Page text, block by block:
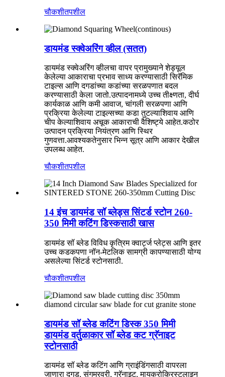
चौकशीतपशील
डायमंड स्क्वेअरिंग व्हील (सतत)
डायमंड स्क्वेअरिंग व्हीलचा वापर प्रामुख्याने शेड्यूल
केलेल्या आकाराचा प्रभाव साध्य करण्यासाठी सिरॅमिक
टाइल्स आणि दगडांच्या कडांच्या सरळपणात बदल
करण्यासाठी केला जातो.उत्पादनामध्ये उच्च तीक्ष्णता, दीर्घ
कार्यकाळ आणि कमी आवाज, चांगली सरळपणा आणि
प्रक्रिया केलेल्या टाइल्सच्या कडा तुटल्याशिवाय आणि
चीप केल्याशिवाय अचूक आकाराची वैशिष्ट्ये आहेत.कठोर
उत्पादन प्रक्रिया नियंत्रण आणि स्थिर
गुणवत्ता.आवश्यकतेनुसार भिन्न सूत्र आणि आकार देखील
उपलब्ध आहेत.
चौकशीतपशील
14 इंच डायमंड सॉ ब्लेड्स सिंटर्ड स्टोन 260-
350 मिमी कटिंग डिस्कसाठी खास
डायमंड सॉ ब्लेड विविध कृत्रिम क्वार्ट्ज प्लेट्स आणि इतर
उच्च कडकपणा नॉन-मेटलिक सामग्री कापण्यासाठी योग्य
असलेल्या सिंटर्ड स्टोनसाठी.
चौकशीतपशील
डायमंड सॉ ब्लेड कटिंग डिस्क 350 मिमी
डायमंड वर्तुळाकार सॉ ब्लेड कट ग्रॅनाइट
स्टोनसाठी
डायमंड सॉ ब्लेड कटिंग आणि ग्राइंडिंगसाठी वापरला
जाणारा दगड, संगमरवरी, ग्रॅनाइट, मायक्रोक्रिस्टलाइन